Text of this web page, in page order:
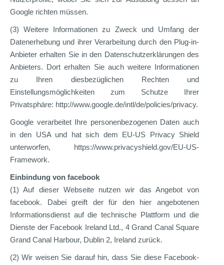
Google richten müssen.
(3) Weitere Informationen zu Zweck und Umfang der
Datenerhebung und ihrer Verarbeitung durch den Plug-in-
Anbieter erhalten Sie in den Datenschutzerklärungen des
Anbieters. Dort erhalten Sie auch weitere Informationen
zu Ihren diesbezüglichen Rechten und
Einstellungsmöglichkeiten zum Schutze Ihrer
Privatsphäre: http://www.google.de/intl/de/policies/privacy.
Google verarbeitet Ihre personenbezogenen Daten auch
in den USA und hat sich dem EU-US Privacy Shield
unterworfen, https://www.privacyshield.gov/EU-US-
Framework.
Einbindung von facebook
(1) Auf dieser Webseite nutzen wir das Angebot von
facebook. Dabei greift der für den hier angebotenen
Informationsdienst auf die technische Plattform und die
Dienste der Facebook Ireland Ltd., 4 Grand Canal Square
Grand Canal Harbour, Dublin 2, Ireland zurück.
(2) Wir weisen Sie darauf hin, dass Sie diese Facebook-